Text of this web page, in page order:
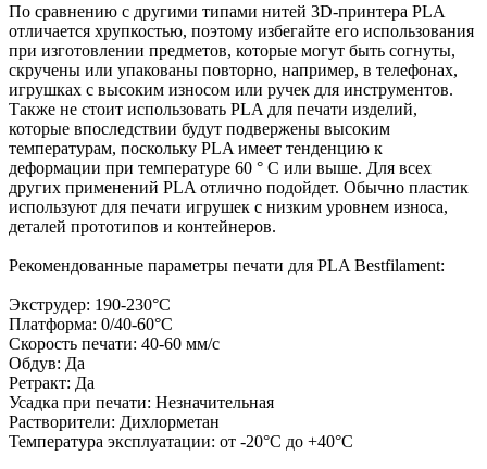
По сравнению с другими типами нитей 3D-принтера PLA
отличается хрупкостью, поэтому избегайте его использования
при изготовлении предметов, которые могут быть согнуты,
скручены или упакованы повторно, например, в телефонах,
игрушках с высоким износом или ручек для инструментов.
Также не стоит использовать PLA для печати изделий,
которые впоследствии будут подвержены высоким
температурам, поскольку PLA имеет тенденцию к
деформации при температуре 60 ° C или выше. Для всех
других применений PLA отлично подойдет. Обычно пластик
используют для печати игрушек с низким уровнем износа,
деталей прототипов и контейнеров.
Рекомендованные параметры печати для PLA Bestfilament:
Экструдер: 190-230°С
Платформа: 0/40-60°С
Скорость печати: 40-60 мм/с
Обдув: Да
Ретракт: Да
Усадка при печати: Незначительная
Растворители: Дихлорметан
Температура эксплуатации: от -20°С до +40°С